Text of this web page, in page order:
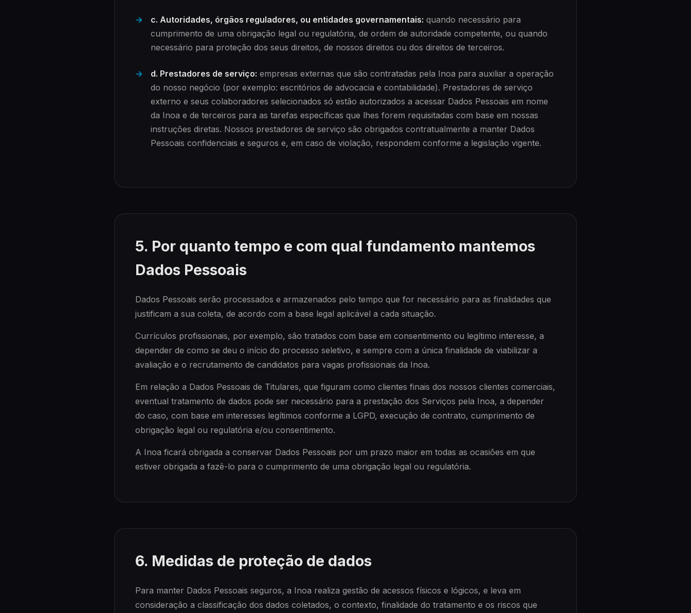
c. Autoridades, órgãos reguladores, ou entidades governamentais: quando necessário para
cumprimento de uma obrigação legal ou regulatória, de ordem de autoridade competente, ou quando
necessário para proteção dos seus direitos, de nossos direitos ou dos direitos de terceiros.
d. Prestadores de serviço: empresas externas que são contratadas pela Inoa para auxiliar a operação
do nosso negócio (por exemplo: escritórios de advocacia e contabilidade). Prestadores de serviço
externo e seus colaboradores selecionados só estão autorizados a acessar Dados Pessoais em nome
da Inoa e de terceiros para as tarefas específicas que lhes forem requisitadas com base em nossas
instruções diretas. Nossos prestadores de serviço são obrigados contratualmente a manter Dados
Pessoais confidenciais e seguros e, em caso de violação, respondem conforme a legislação vigente.
5. Por quanto tempo e com qual fundamento mantemos
Dados Pessoais
Dados Pessoais serão processados e armazenados pelo tempo que for necessário para as finalidades que
justificam a sua coleta, de acordo com a base legal aplicável a cada situação.
Currículos profissionais, por exemplo, são tratados com base em consentimento ou legítimo interesse, a
depender de como se deu o início do processo seletivo, e sempre com a única finalidade de viabilizar a
avaliação e o recrutamento de candidatos para vagas profissionais da Inoa.
Em relação a Dados Pessoais de Titulares, que figuram como clientes finais dos nossos clientes comerciais,
eventual tratamento de dados pode ser necessário para a prestação dos Serviços pela Inoa, a depender
do caso, com base em interesses legítimos conforme a LGPD, execução de contrato, cumprimento de
obrigação legal ou regulatória e/ou consentimento.
A Inoa ficará obrigada a conservar Dados Pessoais por um prazo maior em todas as ocasiões em que
estiver obrigada a fazê-lo para o cumprimento de uma obrigação legal ou regulatória.
6. Medidas de proteção de dados
Para manter Dados Pessoais seguros, a Inoa realiza gestão de acessos físicos e lógicos, e leva em
consideração a classificação dos dados coletados, o contexto, finalidade do tratamento e os riscos que